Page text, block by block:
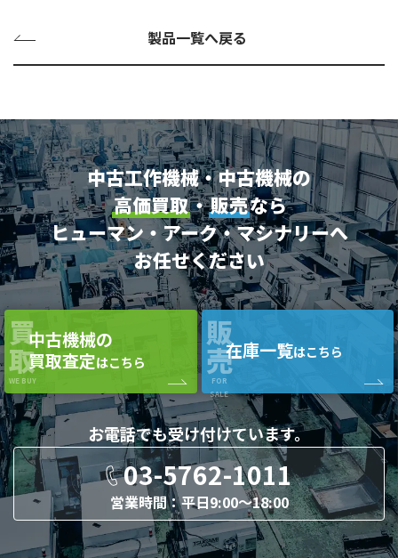
製品一覧へ戻る
中古工作機械・中古機械の
高価買取・販売なら
ヒューマン・アーク・マシナリーへ
お任せください
買
取
WE BUY
中古機械の
買取査定はこちら
販
売
FOR
SALE
在庫一覧はこちら
お電話でも受け付けています。
03-5762-1011
営業時間：平日9:00〜18:00